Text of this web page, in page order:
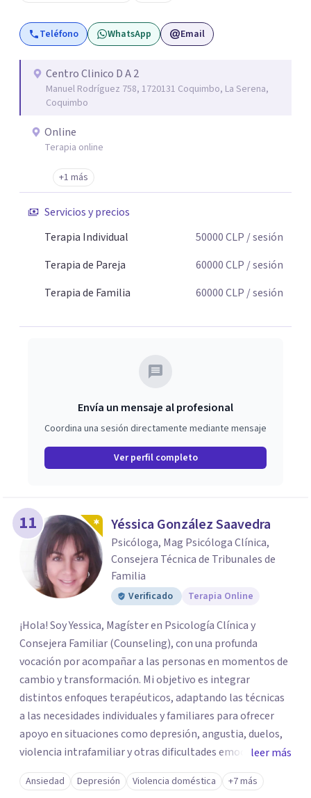
la Universidad de Aconcagua impartiendo cátedras de
Psicología Social y Teoría de Sistemas Psicológicos y
Teléfono WhatsApp Email
Centro Clinico D A 2
Manuel Rodríguez 758, 1720131 Coquimbo, La Serena,
Coquimbo
Online
Terapia online
+1 más
Servicios y precios
Terapia Individual
50000CLP / sesión
Terapia de Pareja
60000CLP / sesión
Terapia de Familia
60000CLP / sesión
Envía un mensaje al profesional
Coordina una sesión directamente mediante mensaje
Ver perfil completo
11 Yéssica González Saavedra
Psicóloga, Mag Psicóloga Clínica,
Consejera Técnica de Tribunales de
Familia
Verificado Terapia Online
¡Hola! Soy Yessica, Magíster en Psicología Clínica y
Consejera Familiar (Counseling), con una profunda
vocación por acompañar a las personas en momentos de
cambio y transformación. Mi objetivo es integrar
distintos enfoques terapéuticos, adaptando las técnicas
a las necesidades individuales y familiares para ofrecer
apoyo en situaciones como depresión, angustia, duelos,
violencia intrafamiliar y otras dificultades emocionales,
tanto a nivel individual, de pareja o familiar. Cuento con
más de 10 años de experiencia profesional en consulta
leer más
Ansiedad Depresión Violencia doméstica +7 más